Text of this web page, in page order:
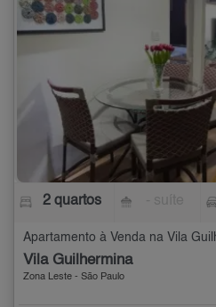
2 quartos
Vila Guilhermina
Zona Leste - São Paulo